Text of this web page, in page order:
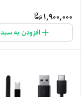
1,900,000
افزودن به سبد